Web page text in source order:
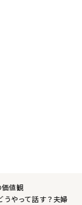
値観
うやって話す？夫婦